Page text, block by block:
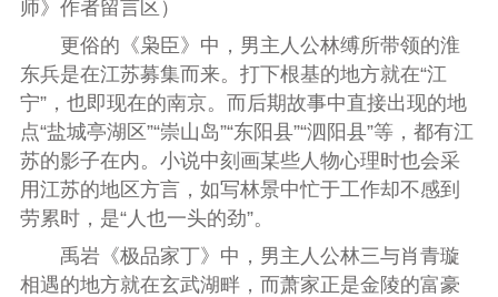
师》作者留言区）
更俗的《枭臣》中，男主人公林缚所带领的淮
东兵是在江苏募集而来。打下根基的地方就在“江
宁”，也即现在的南京。而后期故事中直接出现的地
点“盐城亭湖区”“崇山岛”“东阳县”“泗阳县”等，都有江
苏的影子在内。小说中刻画某些人物心理时也会采
用江苏的地区方言，如写林景中忙于工作却不感到
劳累时，是“人也一头的劲”。
禹岩《极品家丁》中，男主人公林三与肖青璇
相遇的地方就在玄武湖畔，而萧家正是金陵的富豪